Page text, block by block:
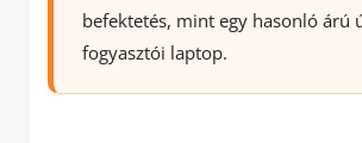
befektetés, mint egy hasonló árú
fogyasztói laptop.